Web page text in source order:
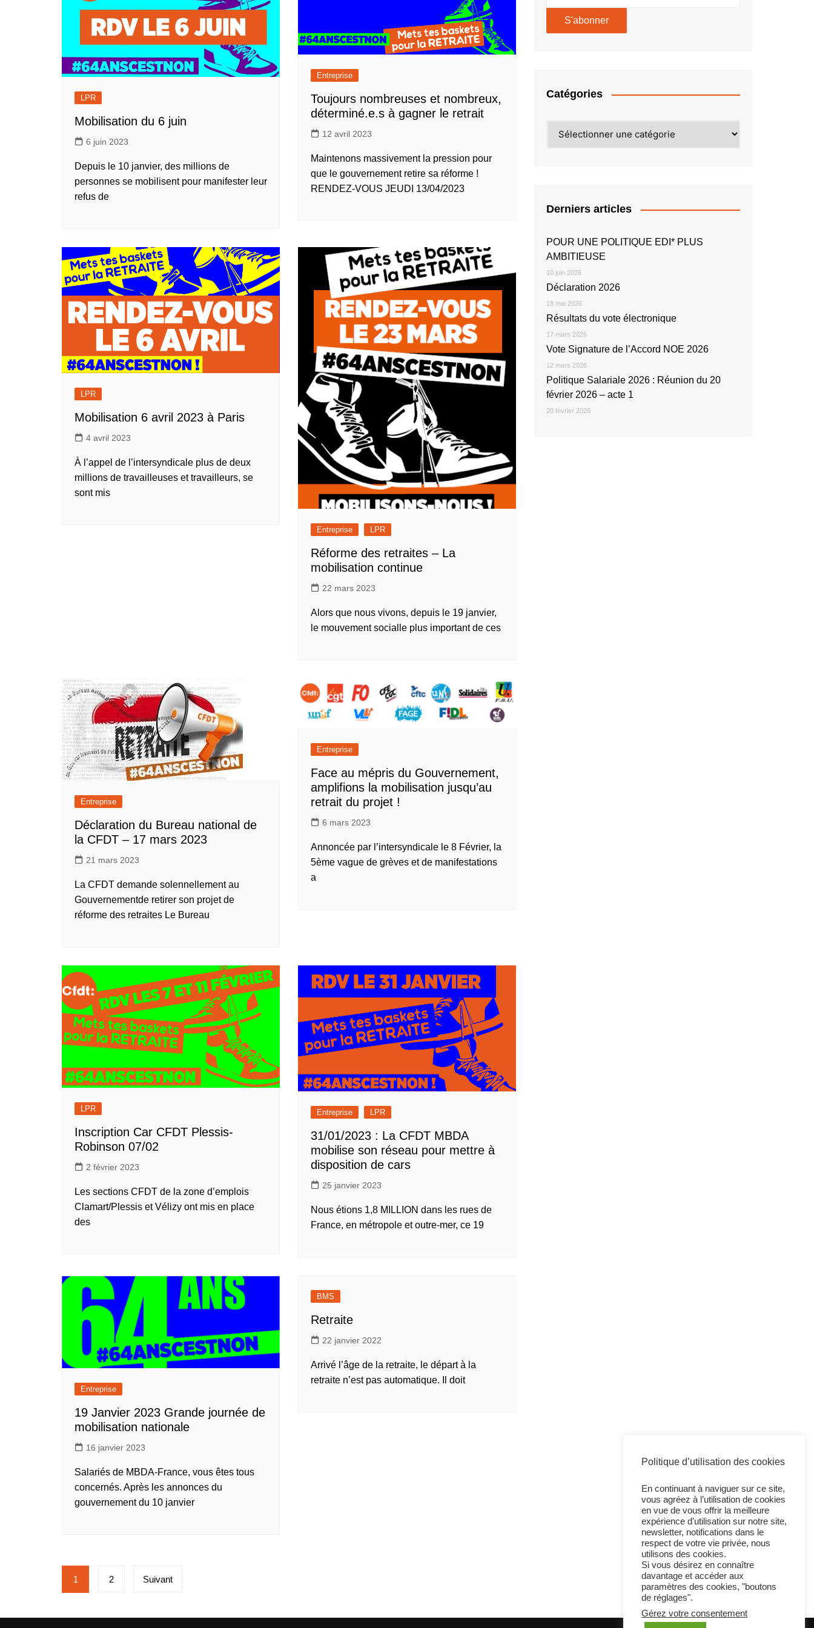
LPR
Mobilisation du 6 juin
6 juin 2023
Depuis le 10 janvier, des millions de
personnes se mobilisent pour manifester leur
refus de
Entreprise
Toujours nombreuses et nombreux,
déterminé.e.s à gagner le retrait
12 avril 2023
Maintenons massivement la pression pour
que le gouvernement retire sa réforme !
RENDEZ-VOUS JEUDI 13/04/2023
LPR
Mobilisation 6 avril 2023 à Paris
4 avril 2023
À l’appel de l’intersyndicale plus de deux
millions de travailleuses et travailleurs, se
sont mis
Entreprise LPR
Réforme des retraites – La
mobilisation continue
22 mars 2023
Alors que nous vivons, depuis le 19 janvier,
le mouvement socialle plus important de ces
Entreprise
Déclaration du Bureau national de
la CFDT – 17 mars 2023
21 mars 2023
La CFDT demande solennellement au
Gouvernementde retirer son projet de
réforme des retraites Le Bureau
Entreprise
Face au mépris du Gouvernement,
amplifions la mobilisation jusqu’au
retrait du projet !
6 mars 2023
Annoncée par l’intersyndicale le 8 Février, la
5ème vague de grèves et de manifestations
a
LPR
Inscription Car CFDT Plessis-
Robinson 07/02
2 février 2023
Les sections CFDT de la zone d’emplois
Clamart/Plessis et Vélizy ont mis en place
des
Entreprise LPR
31/01/2023 : La CFDT MBDA
mobilise son réseau pour mettre à
disposition de cars
25 janvier 2023
Nous étions 1,8 MILLION dans les rues de
France, en métropole et outre-mer, ce 19
Entreprise
19 Janvier 2023 Grande journée de
mobilisation nationale
16 janvier 2023
Salariés de MBDA-France, vous êtes tous
concernés. Après les annonces du
gouvernement du 10 janvier
BMS
Retraite
22 janvier 2022
Arrivé l’âge de la retraite, le départ à la
retraite n’est pas automatique. Il doit
Pagination
des
publications
1 2 Suivant
Catégories
Derniers articles
POUR UNE POLITIQUE EDI* PLUS
AMBITIEUSE
10 juin 2026
Déclaration 2026
18 mai 2026
Résultats du vote électronique
17 mars 2026
Vote Signature de l’Accord NOE 2026
12 mars 2026
Politique Salariale 2026 : Réunion du 20
février 2026 – acte 1
20 février 2026
Politique d’utilisation des cookies
En continuant à naviguer sur ce site,
vous agréez à l’utilisation de cookies
en vue de vous offrir la meilleure
expérience d'utilisation sur notre site,
newsletter, notifications dans le
respect de votre vie privée, nous
utilisons des cookies.
Si vous désirez en connaître
davantage et accéder aux
paramètres des cookies, "boutons
de réglages".
Gérez votre consentement